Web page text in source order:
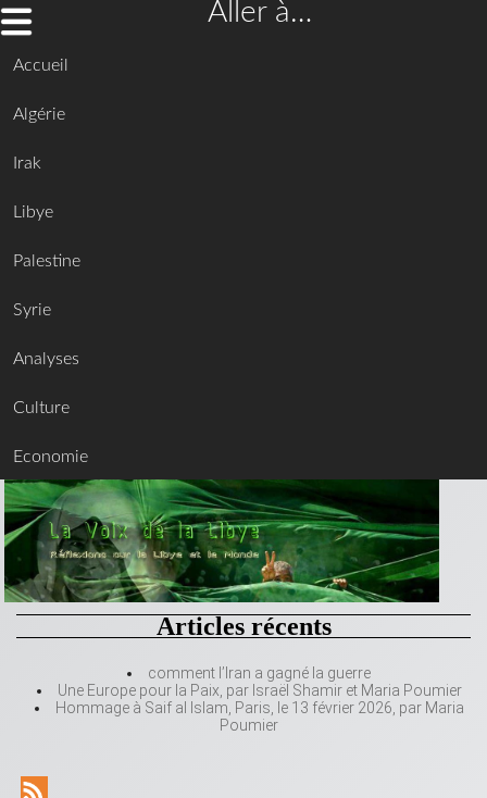
Aller à…
Accueil
Algérie
Irak
Libye
Palestine
Syrie
Analyses
Culture
Economie
Articles récents
comment l’Iran a gagné la guerre
Une Europe pour la Paix, par Israël Shamir et Maria Poumier
Hommage à Saif al Islam, Paris, le 13 février 2026, par Maria
Poumier